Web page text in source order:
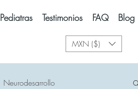
Pediatras Testimonios FAQ Blog
MXN ($)
Neurodesarrollo